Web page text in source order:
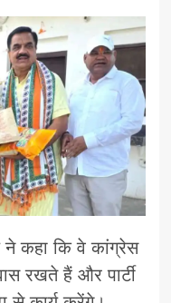
कहा कि वे कांग्रेस
रखते हैं और पार्टी